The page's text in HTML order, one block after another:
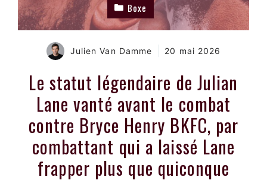
Boxe
Julien Van Damme 20 mai 2026
Le statut légendaire de Julian
Lane vanté avant le combat
contre Bryce Henry BKFC, par
combattant qui a laissé Lane
frapper plus que quiconque